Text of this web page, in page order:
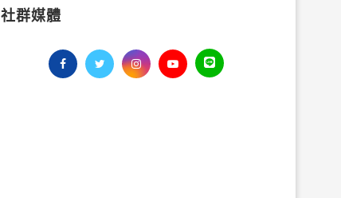
社群媒體